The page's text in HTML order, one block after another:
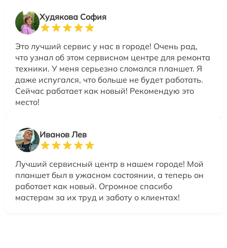
Худякова София
Это лучший сервис у нас в городе! Очень рад,
что узнал об этом сервисном центре для ремонта
техники. У меня серьезно сломался планшет. Я
даже испугался, что больше не будет работать.
Сейчас работает как новый! Рекомендую это
место!
Иванов Лев
Лучший сервисный центр в нашем городе! Мой
планшет был в ужасном состоянии, а теперь он
работает как новый. Огромное спасибо
мастерам за их труд и заботу о клиентах!